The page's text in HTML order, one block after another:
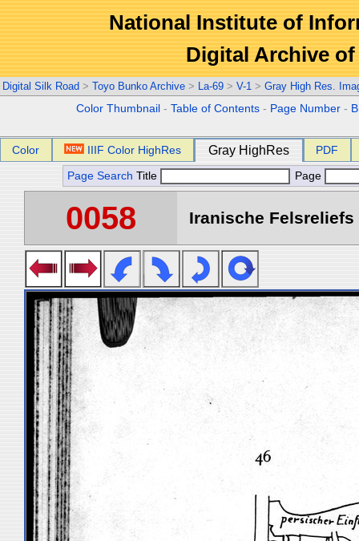
National Institute of
Digital Archive
Digital Silk Road > Toyo Bunko Archive > La-69 > V-1 > Gray High Res.
Color Thumbnail -Table of Contents - Page Number -
Color IIIF Color HighRes Gray HighRes PDF
Page Search Title Page
0058 Iranische Felsreliefs